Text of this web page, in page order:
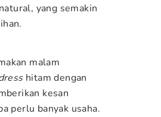
yang semakin
malam
hitam dengan
kesan
perlu banyak usaha.